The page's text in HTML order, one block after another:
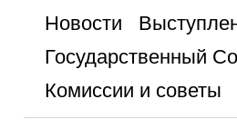
Новости
Государственный
Комиссии и советы